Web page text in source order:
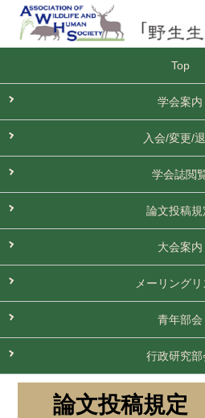
Top
学会案内
入会/変更/
学会誌閲
論文投稿規
大会案内
メーリングリ
青年部会
行政研究部
論文投稿規定